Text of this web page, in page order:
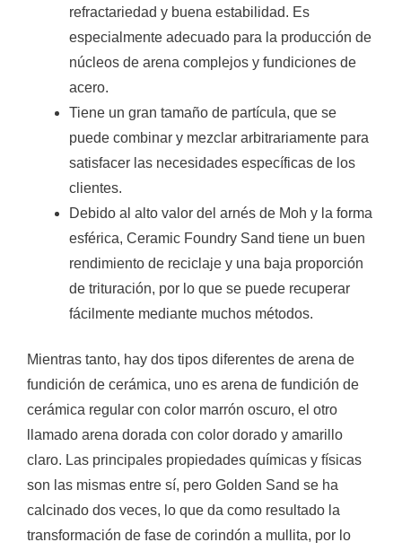
refractariedad y buena estabilidad. Es
especialmente adecuado para la producción de
núcleos de arena complejos y fundiciones de
acero.
Tiene un gran tamaño de partícula, que se
puede combinar y mezclar arbitrariamente para
satisfacer las necesidades específicas de los
clientes.
Debido al alto valor del arnés de Moh y la forma
esférica, Ceramic Foundry Sand tiene un buen
rendimiento de reciclaje y una baja proporción
de trituración, por lo que se puede recuperar
fácilmente mediante muchos métodos.
Mientras tanto, hay dos tipos diferentes de arena de
fundición de cerámica, uno es arena de fundición de
cerámica regular con color marrón oscuro, el otro
llamado arena dorada con color dorado y amarillo
claro. Las principales propiedades químicas y físicas
son las mismas entre sí, pero Golden Sand se ha
calcinado dos veces, lo que da como resultado la
transformación de fase de corindón a mullita, por lo